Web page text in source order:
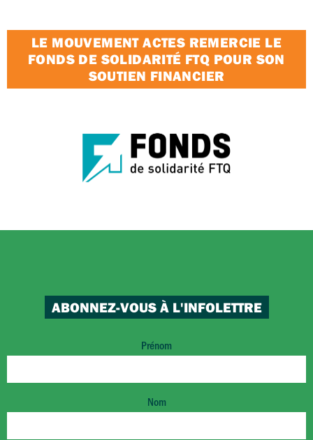
LE MOUVEMENT ACTES REMERCIE LE
FONDS DE SOLIDARITÉ FTQ POUR SON
SOUTIEN FINANCIER
ABONNEZ-VOUS À L'INFOLETTRE
Prénom
Nom